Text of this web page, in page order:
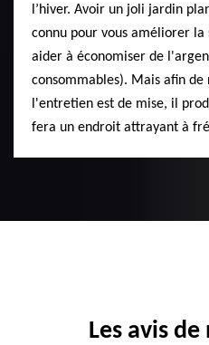
l’hiver. Avoir un joli jardin
connu pour vous améliorer
aider à économiser de
consommables). Mais afin
l'entretien est de mise, il
fera un endroit attrayant à
Les avis